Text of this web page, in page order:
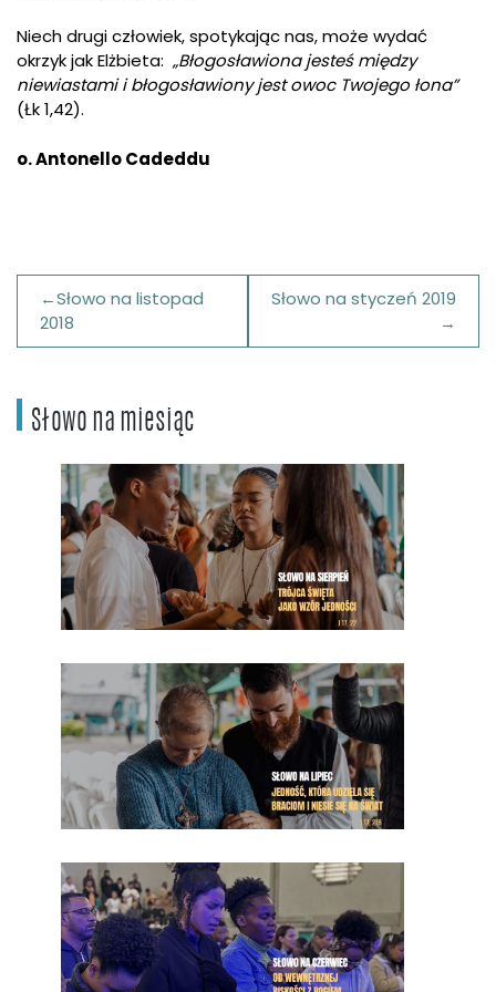
Niech drugi człowiek, spotykając nas, może wydać
okrzyk jak Elżbieta: „Błogosławiona jesteś między
niewiastami i błogosławiony jest owoc Twojego łona”
(Łk 1,42).
o. Antonello Cadeddu
Nawigacja
wpisu
Słowo na listopad
2018
Słowo na styczeń 2019
Słowo na miesiąc